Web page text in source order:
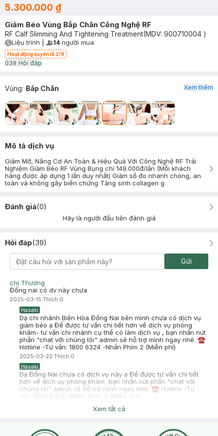
5.300.000 ₫
Giảm Béo Vùng Bắp Chân Công Nghệ RF
RF Calf Slimming And Tightening Treatment(MDV: 900710004 )
Timer Gray Icon
Liệu trình User Product Icon
14 người mua
Hoạt động xuyên lễ 2/9
039 Hỏi đáp
Vùng: Bắp Chân Xem thêm
Mô tả dịch vụ
Giảm Mỡ, Nâng Cơ An Toàn & Hiệu Quả Với Công Nghệ RF Trải
Nghiệm Giảm Béo RF Vùng Bụng chỉ 149.000đ/lần (Mỗi khách
hàng được áp dụng 1 lần duy nhất) Giảm số đo nhanh chóng, an
toàn và không gây biến chứng Tăng sinh collagen g
Đánh giá(0)
Hãy là người đầu tiên đánh giá
Hỏi đáp(39)
Gửi
chị Thương
Đồng nai có dv này chưa
2025-03-15 Thích 0
Hasaki
Dạ chi nhánh Biên Hòa Đồng Nai bên mình chưa có dịch vụ
giảm béo ạ Để được tư vấn chi tiết hơn về dịch vụ phòng
khám- tư vấn chi nhánh cụ thể có làm dịch vụ , bạn nhấn nút
phần "chat với chúng tôi" admin sẽ hỗ trợ mình ngay nhé. ☎
Hotline -Tư vấn: 1800 6324 -Nhấn Phím 2 (Miễn phí)
2025-03-22 Thích 0
Hasaki
Dạ Đồng Nai chưa có dịch vụ này ạ Để được tư vấn chi tiết
hơn về dịch vụ phòng khám, bạn nhấn nút phần "chat với
chúng tôi" admin sẽ hỗ trợ mình ngay nhé. ☎ Hotline -Tư
vấn: 1800 6324 -Nhấn Phím 2 (Miễn phí)
Hcm có những chi nhánh nào thực hiện dv này em?
Xem tất cả